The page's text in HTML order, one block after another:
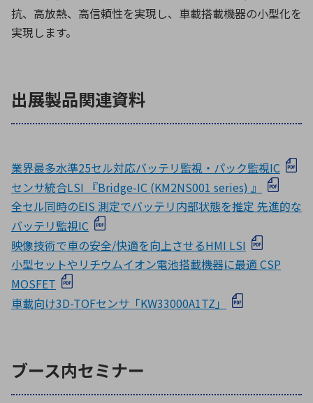
抗、高放熱、高信頼性を実現し、車載搭載機器の小型化を
実現します。
出展製品関連資料
業界最多水準25セル対応バッテリ監視・パック監視IC
センサ統合LSI 『Bridge-IC (KM2NS001 series) 』
全セル同時のEIS 測定でバッテリ内部状態を推定 先進的な
バッテリ監視IC
映像技術で車の安全/快適を向上させるHMI LSI
小型セットやリチウムイオン電池搭載機器に最適 CSP
MOSFET
車載向け3D-TOFセンサ「KW33000A1TZ」
ブース内セミナー